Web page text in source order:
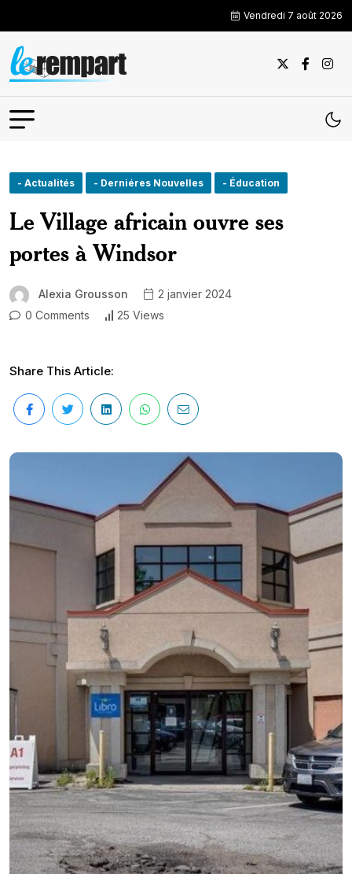
Vendredi 7 août 2026
- Actualités - Derniéres Nouvelles - Éducation
Le Village africain ouvre ses
portes à Windsor
Alexia Grousson
2 janvier 2024
0 Comments
25 Views
Share This Article: